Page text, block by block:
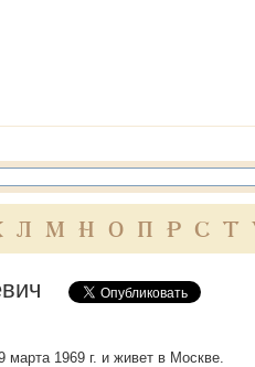
Л М Н О П Р С Т
марта 1969 г. и живет в Москве.